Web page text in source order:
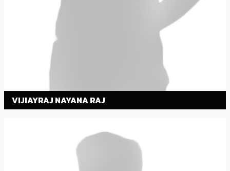
VIJIAYRAJ NAYANA RAJ